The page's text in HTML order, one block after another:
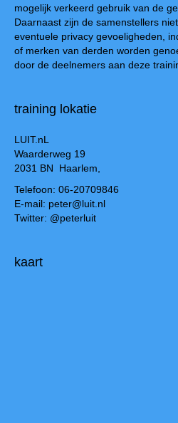
mogelijk verkeerd gebruik van de
Daarnaast zijn de samenstellers
eventuele privacy gevoeligheden,
of merken van derden worden
door de deelnemers aan deze
training lokatie
LUIT.nL
Waarderweg 19
2031 BN Haarlem,
Telefoon: 06-20709846
E-mail: peter@luit.nl
Twitter: @peterluit
kaart